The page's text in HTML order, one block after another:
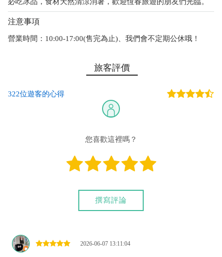
注意事項
營業時間：10:00-17:00(售完為止)、我們會不定期公休哦！
旅客評價
322位遊客的心得
您喜歡這裡嗎？
撰寫評論
2026-06-07 13:11:04